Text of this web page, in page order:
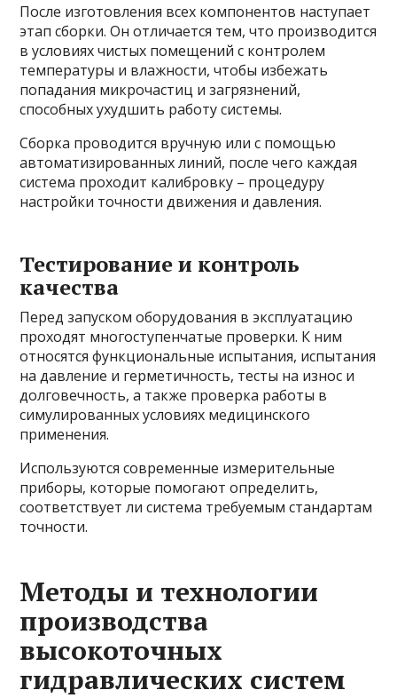
После изготовления всех компонентов наступает
этап сборки. Он отличается тем, что производится
в условиях чистых помещений с контролем
температуры и влажности, чтобы избежать
попадания микрочастиц и загрязнений,
способных ухудшить работу системы.
Сборка проводится вручную или с помощью
автоматизированных линий, после чего каждая
система проходит калибровку – процедуру
настройки точности движения и давления.
Тестирование и контроль
качества
Перед запуском оборудования в эксплуатацию
проходят многоступенчатые проверки. К ним
относятся функциональные испытания, испытания
на давление и герметичность, тесты на износ и
долговечность, а также проверка работы в
симулированных условиях медицинского
применения.
Используются современные измерительные
приборы, которые помогают определить,
соответствует ли система требуемым стандартам
точности.
Методы и технологии
производства
высокоточных
гидравлических систем